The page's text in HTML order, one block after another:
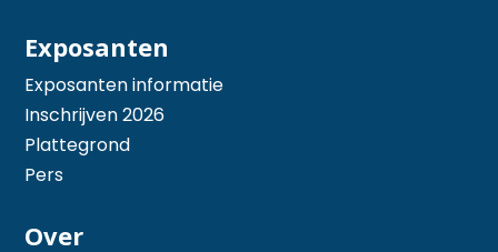
Exposanten
Exposanten informatie
Inschrijven 2026
Plattegrond
Pers
Over